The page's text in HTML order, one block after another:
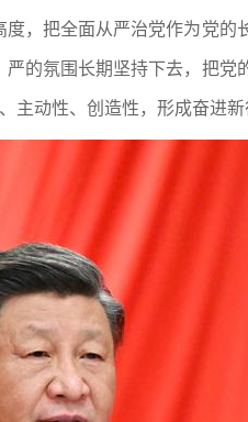
，把全面从严治党作为党
的氛围长期坚持下去，把
主动性、创造性，形成奋进